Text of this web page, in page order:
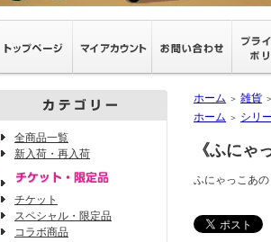
全商品一覧
新入荷・再入荷
チケット
スペシャル・限定品
コラボ商品
ホーム ＞ 雑貨 ＞
ホーム ＞ シリ
《ふにゃ
ふにゃっこあの